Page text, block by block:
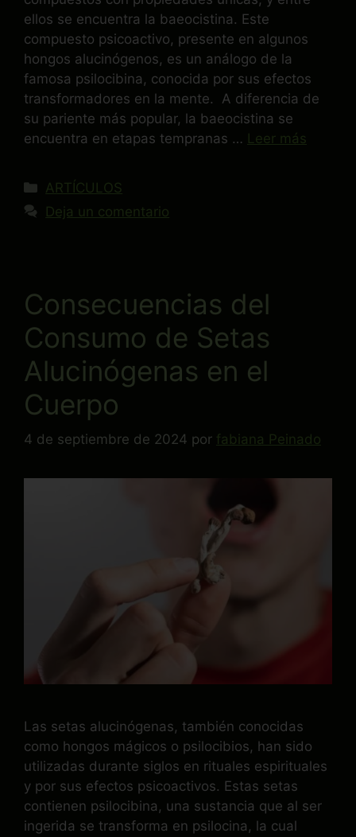
ellos se encuentra la baeocistina. Este
compuesto psicoactivo, presente en algunos
hongos alucinógenos, es un análogo de la
famosa psilocibina, conocida por sus efectos
transformadores en la mente. A diferencia de
su pariente más popular, la baeocistina se
encuentra en etapas tempranas … Leer más
ARTÍCULOS
Deja un comentario
Consecuencias del
Consumo de Setas
Alucinógenas en el
Cuerpo
4 de septiembre de 2024 por fabiana Peinado
Las setas alucinógenas, también conocidas
como hongos mágicos o psilocibios, han sido
utilizadas durante siglos en rituales espirituales
y por sus efectos psicoactivos. Estas setas
contienen psilocibina, una sustancia que al ser
ingerida se transforma en psilocina, la cual